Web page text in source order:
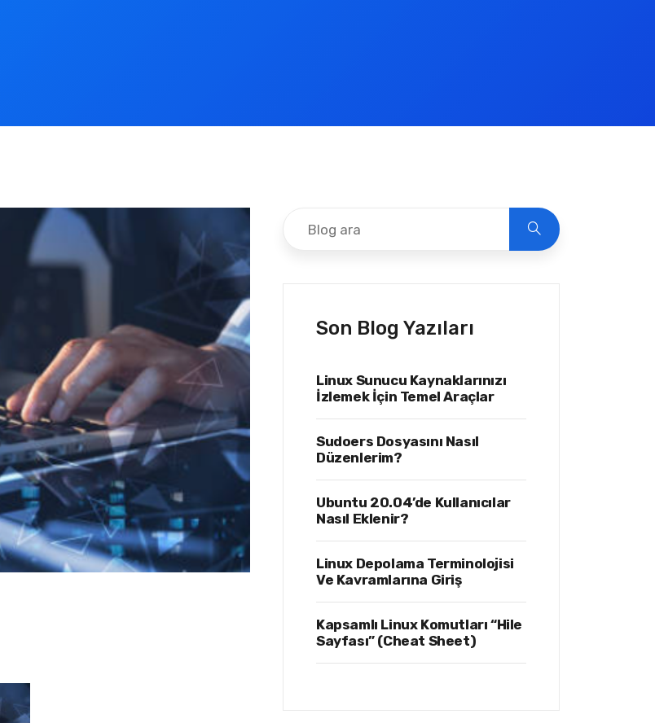
Son Blog Yazıları
Linux Sunucu Kaynaklarınızı
İzlemek İçin Temel Araçlar
Sudoers Dosyasını Nasıl
Düzenlerim?
Ubuntu 20.04’de Kullanıcılar
Nasıl Eklenir?
Linux Depolama Terminolojisi
Ve Kavramlarına Giriş
Kapsamlı Linux Komutları “Hile
Sayfası” (Cheat Sheet)